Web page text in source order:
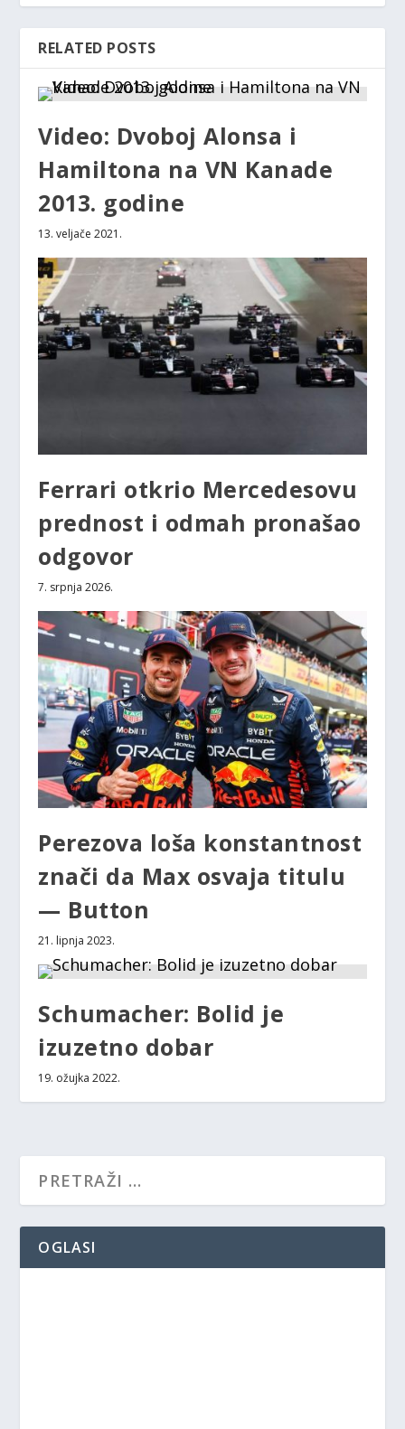
RELATED POSTS
Video: Dvoboj Alonsa i
Hamiltona na VN Kanade
2013. godine
13. veljače 2021.
Ferrari otkrio Mercedesovu
prednost i odmah pronašao
odgovor
7. srpnja 2026.
Perezova loša konstantnost
znači da Max osvaja titulu
— Button
21. lipnja 2023.
Schumacher: Bolid je
izuzetno dobar
19. ožujka 2022.
OGLASI